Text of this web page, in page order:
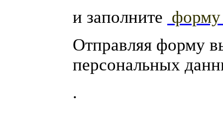
и заполните
Отправляя форму
персональных
.